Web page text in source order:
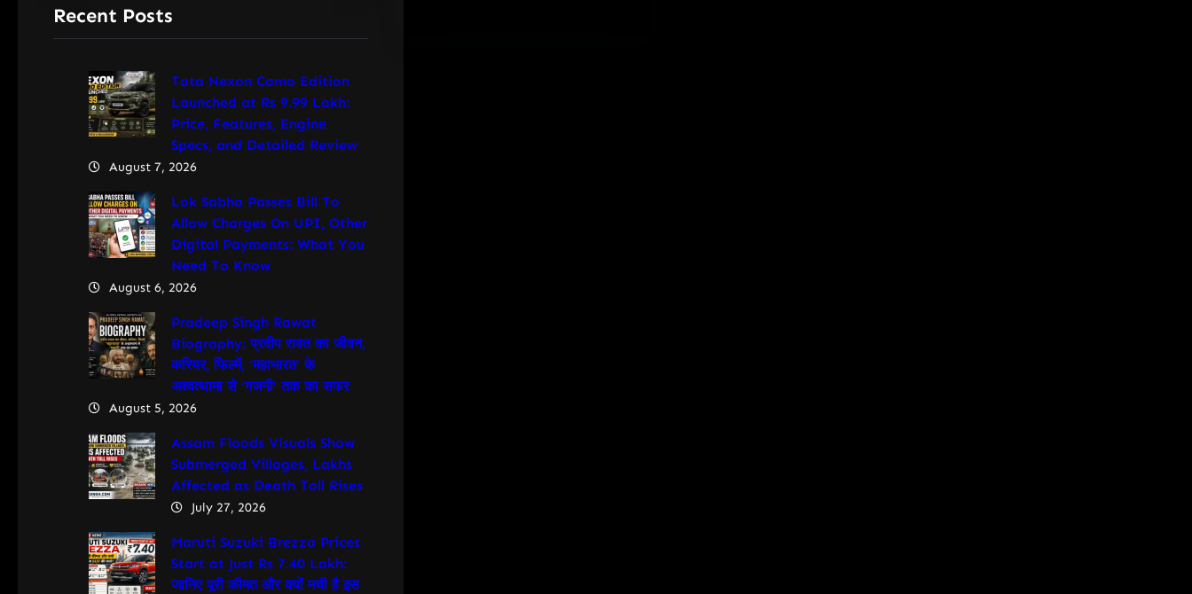
Recent Posts
Tata Nexon Camo Edition
Launched at Rs 9.99 Lakh:
Price, Features, Engine
Specs, and Detailed Review
August 7, 2026
Lok Sabha Passes Bill To
Allow Charges On UPI, Other
Digital Payments: What You
Need To Know
August 6, 2026
Pradeep Singh Rawat
Biography: प्रदीप रावत का जीवन,
करियर, फिल्में, ‘महाभारत’ के
अश्वत्थामा से ‘गजनी’ तक का सफर
August 5, 2026
Assam Floods Visuals Show
Submerged Villages, Lakhs
Affected as Death Toll Rises
July 27, 2026
Maruti Suzuki Brezza Prices
Start at Just Rs 7.40 Lakh:
जानिए पूरी कीमत और क्यों मची है इस